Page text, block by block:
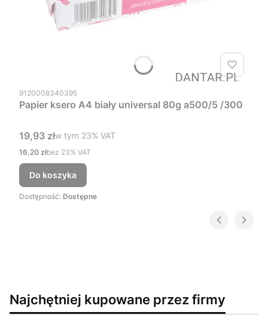
Kod produktu
9120008340395
Papier ksero A4 biały universal 80g a500/5 /300
Cena brutto
19,93 złw tym %s VAT
w tym 23% VAT
Cena netto
16,20 złbez 23% VAT
Do koszyka
Dostępność: Dostępne
Najchętniej kupowane przez firmy